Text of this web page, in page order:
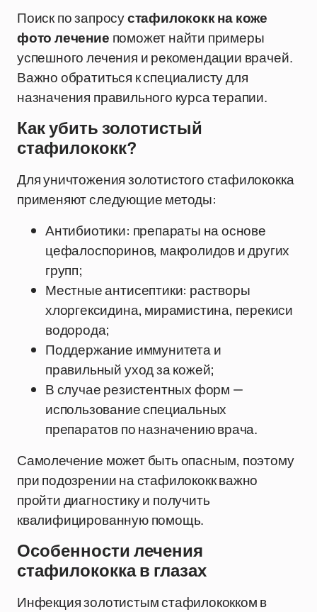
Поиск по запросустафилококк на коже
фото лечение поможет найти примеры
успешного лечения и рекомендации врачей.
Важно обратиться к специалисту для
назначения правильного курса терапии.
Как убить золотистый
стафилококк?
Для уничтожения золотистого стафилококка
применяют следующие методы:
Антибиотики: препараты на основе
цефалоспоринов, макролидов и других
групп;
Местные антисептики: растворы
хлоргексидина, мирамистина, перекиси
водорода;
Поддержание иммунитета и
правильный уход за кожей;
В случае резистентных форм —
использование специальных
препаратов по назначению врача.
Самолечение может быть опасным, поэтому
при подозрении на стафилококк важно
пройти диагностику и получить
квалифицированную помощь.
Особенности лечения
стафилококка в глазах
Инфекция золотистым стафилококком в